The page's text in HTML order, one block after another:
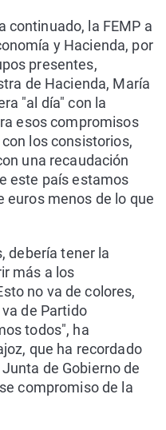
continuado, la FEMP a
y Hacienda, por
presentes,
de Hacienda, María
"al día" con la
esos compromisos
los consistorios,
una recaudación
este país estamos
euros menos de lo que
debería tener la
más a los
no va de colores,
de Partido
todos", ha
que ha recordado
de Gobierno de
compromiso de la